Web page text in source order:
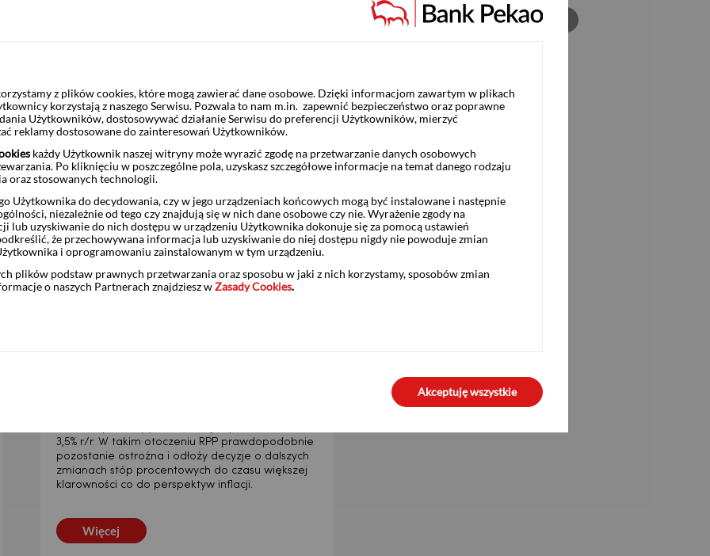
Dzisiaj jedyne warte uwagi odczyty to czerwcowe
dane z USA: przede wszystkim wakaty wg JOLTS
(konsensus 7,45 mln) i zamówienia w przemyśle
(konsensus 0,2% m/m).
Więcej
GOSPODARKA POD LUPĄ | 31.07.2026 1 tydzień temu
3,5% r/r. W takim otoczeniu RPP prawdopodobnie
pozostanie ostrożna i odłoży decyzje o dalszych
zmianach stóp procentowych do czasu większej
klarowności co do perspektyw inflacji.
Więcej
rynki finansowe
złoty
metale
z plików cookies, które mogą zawierać dane osobowe. Dzięki informacjom zawartym w plikach
korzystają z naszego Serwisu. Pozwala to nam m.in. zapewnić bezpieczeństwo oraz poprawne
Użytkowników, dostosowywać działanie Serwisu do preferencji Użytkowników, mierzyć
reklamy dostosowane do zainteresowań Użytkowników.
każdy Użytkownik naszej witryny może wyrazić zgodę na przetwarzanie danych osobowych
Po kliknięciu w poszczególne pola, uzyskasz szczegółowe informacje na temat danego rodzaju
oraz stosowanych technologii.
Użytkownika do decydowania, czy w jego urządzeniach końcowych mogą być instalowane i następnie
niezależnie od tego czy znajdują się w nich dane osobowe czy nie. Wyrażenie zgody na
lub uzyskiwanie do nich dostępu w urządzeniu Użytkownika dokonuje się za pomocą ustawień
że przechowywana informacja lub uzyskiwanie do niej dostępu nigdy nie powoduje zmian
i oprogramowaniu zainstalowanym w tym urządzeniu.
plików podstaw prawnych przetwarzania oraz sposobu w jaki z nich korzystamy, sposobów zmian
o naszych Partnerach znajdziesz wZasady Cookies.
Akceptuję wszystkie